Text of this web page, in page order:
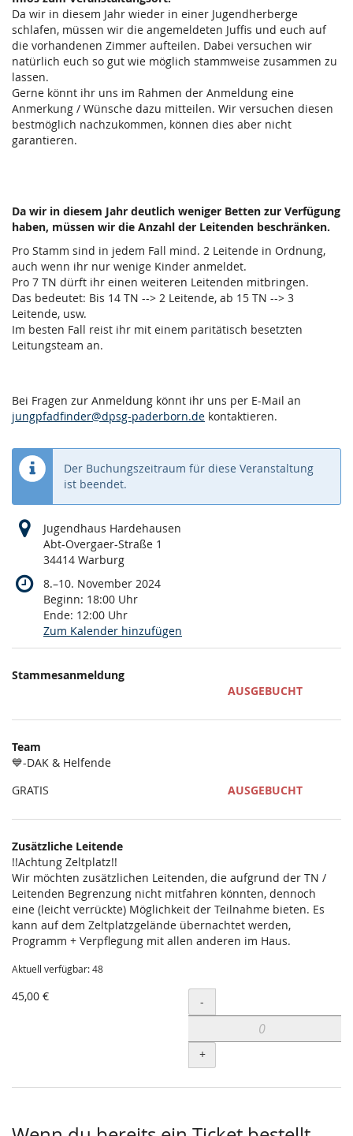
Da wir in diesem Jahr wieder in einer Jugendherberge
schlafen, müssen wir die angemeldeten Juffis und euch auf
die vorhandenen Zimmer aufteilen. Dabei versuchen wir
natürlich euch so gut wie möglich stammweise zusammen zu
lassen.
Gerne könnt ihr uns im Rahmen der Anmeldung eine
Anmerkung / Wünsche dazu mitteilen. Wir versuchen diesen
bestmöglich nachzukommen, können dies aber nicht
garantieren.
Da wir in diesem Jahr deutlich weniger Betten zur Verfügung
haben, müssen wir die Anzahl der Leitenden beschränken.
Pro Stamm sind in jedem Fall mind. 2 Leitende in Ordnung,
auch wenn ihr nur wenige Kinder anmeldet.
Pro 7 TN dürft ihr einen weiteren Leitenden mitbringen.
Das bedeutet: Bis 14 TN --> 2 Leitende, ab 15 TN --> 3
Leitende, usw.
Im besten Fall reist ihr mit einem paritätisch besetzten
Leitungsteam an.
Bei Fragen zur Anmeldung könnt ihr uns per E-Mail an
jungpfadfinder@dpsg-paderborn.de kontaktieren.
Der Buchungszeitraum für diese Veranstaltung
ist beendet.
Jugendhaus Hardehausen
Abt-Overgaer-Straße 1
34414 Warburg
8.–bis
10. November 2024
Beginn: 18:00 Uhr
Ende: 12:00 Uhr
Zum Kalender hinzufügen
Produkte
Produkte
Stammesanmeldung
AUSGEBUCHT
Team
💙-DAK & Helfende
GRATIS
AUSGEBUCHT
Zusätzliche Leitende
!!Achtung Zeltplatz!!
Wir möchten zusätzlichen Leitenden, die aufgrund der TN /
Leitenden Begrenzung nicht mitfahren könnten, dennoch
eine (leicht verrückte) Möglichkeit der Teilnahme bieten. Es
kann auf dem Zeltplatzgelände übernachtet werden,
Programm + Verpflegung mit allen anderen im Haus.
Aktuell verfügbar: 48
45,00 € Menge
-
+